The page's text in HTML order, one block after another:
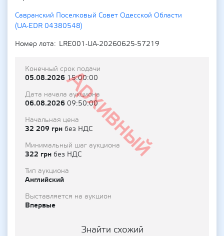
Савранский Поселковый Совет Одесской Области
(UA-EDR 04380548)
Номер лота
LRE001-UA-20260625-57219
Архивный
Конечный срок подачи
05.08.202615:00:00
Дата начала аукциона
06.08.2026 09:50:00
Начальная цена
32 209 грн без НДС
Минимальный шаг аукциона
322 грн без НДС
Тип аукциона
Английский
Выставляется на аукцион
Впервые
Знайти схожий